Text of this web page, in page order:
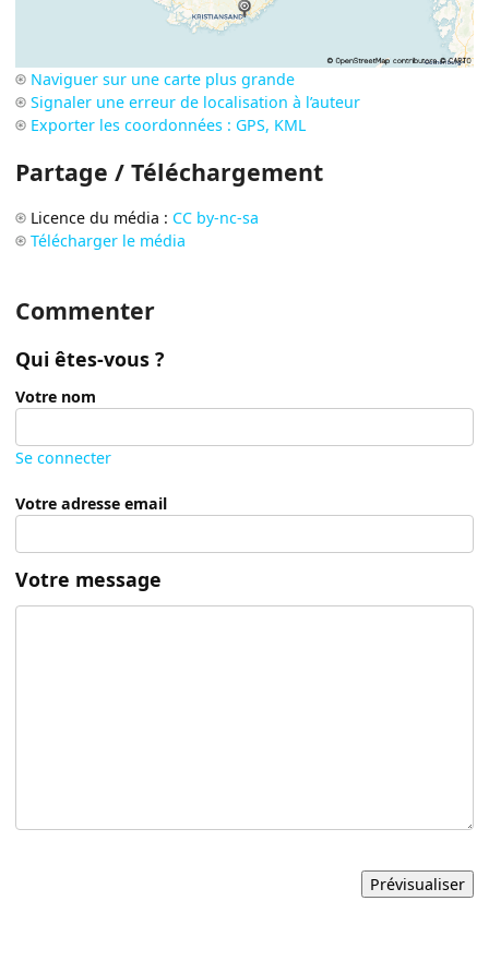
Naviguer sur une carte plus grande
Signaler une erreur de localisation à l’auteur
Exporter les coordonnées : GPS, KML
Partage / Téléchargement
Licence du média : CC by-nc-sa
Télécharger le média
Commenter
Qui êtes-vous ?
Votre nom
Se connecter
Votre adresse email
Votre message